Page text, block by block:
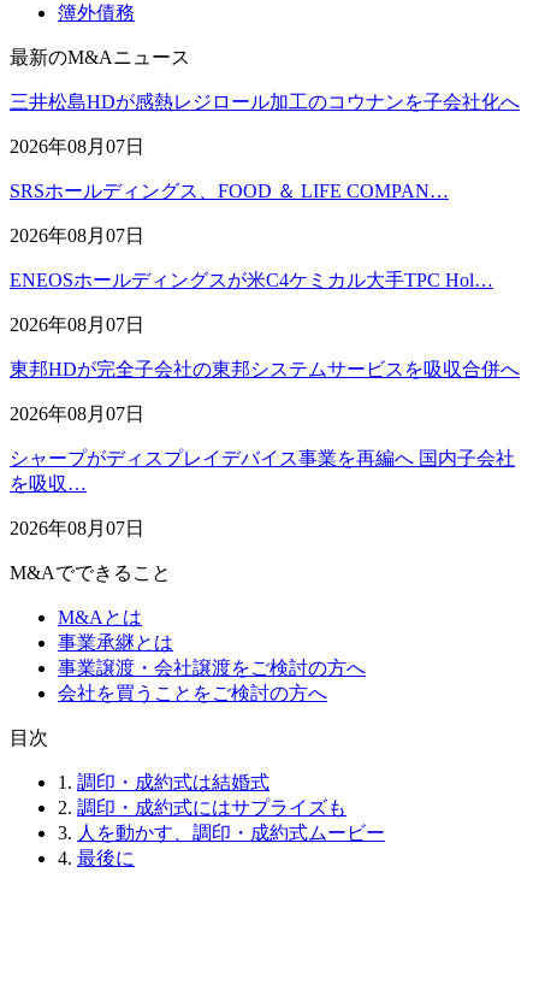
簿外債務
最新のM&Aニュース
三井松島HDが感熱レジロール加工のコウナンを子会社化へ
2026年08月07日
SRSホールディングス、FOOD ＆ LIFE COMPAN…
2026年08月07日
ENEOSホールディングスが米C4ケミカル大手TPC Hol…
2026年08月07日
東邦HDが完全子会社の東邦システムサービスを吸収合併へ
2026年08月07日
シャープがディスプレイデバイス事業を再編へ 国内子会社
を吸収…
2026年08月07日
M&Aでできること
M&Aとは
事業承継とは
事業譲渡・会社譲渡をご検討の方へ
会社を買うことをご検討の方へ
⽬次
1. 調印・成約式は結婚式
2. 調印・成約式にはサプライズも
3. 人を動かす、調印・成約式ムービー
4. 最後に